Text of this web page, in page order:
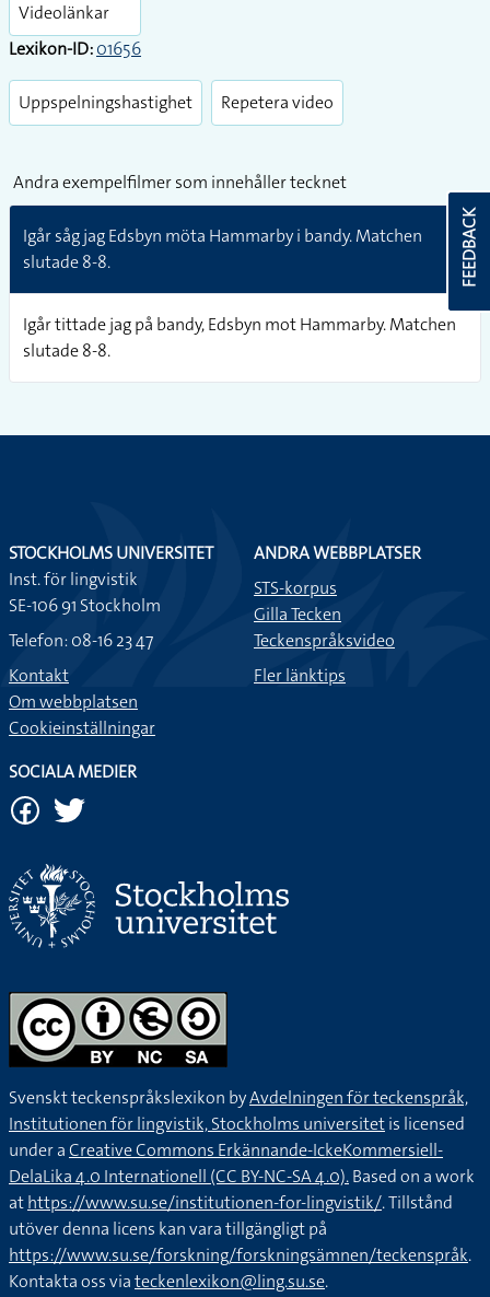
Videolänkar
Lexikon-ID:01656
Uppspelningshastighet Repetera video
Andra exempelfilmer som innehåller tecknet
Igår såg jag Edsbyn möta Hammarby i bandy. Matchen
slutade 8-8.
Igår tittade jag på bandy, Edsbyn mot Hammarby. Matchen
slutade 8-8.
FEEDBACK
STOCKHOLMS UNIVERSITET
Inst. för lingvistik
SE-106 91 Stockholm
Telefon: 08-16 23 47
Kontakt
Om webbplatsen
Cookieinställningar
ANDRA WEBBPLATSER
STS-korpus
Gilla Tecken
Teckenspråksvideo
Fler länktips
SOCIALA MEDIER
Svenskt teckenspråkslexikon byAvdelningen för teckenspråk,
Institutionen för lingvistik, Stockholms universitetis licensed
under aCreative Commons Erkännande-IckeKommersiell-
DelaLika 4.0 Internationell (CC BY-NC-SA 4.0).Based on a work
athttps://www.su.se/institutionen-for-lingvistik/. Tillstånd
utöver denna licens kan vara tillgängligt på
https://www.su.se/forskning/forskningsämnen/teckenspråk.
Kontakta oss viateckenlexikon@ling.su.se.